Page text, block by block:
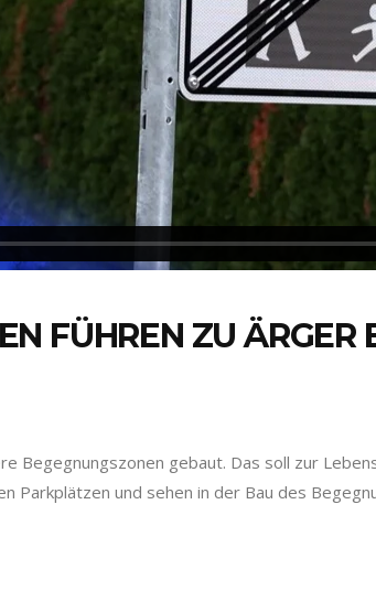
FÜHREN ZU ÄRGER
Begegnungszonen gebaut. Das soll zur
Parkplätzen und sehen in der Bau des